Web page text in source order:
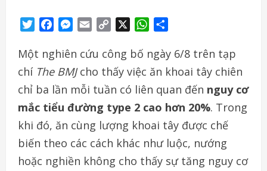
TwitterFacebookMessenger
Email
Copy
WhatsApp
Một nghiên cứu công bố ngày 6/8 trên tạp
chí The BMJcho thấy việc ăn khoai tây chiên
chỉ ba lần mỗi tuần có liên quan đến nguy cơ
mắc tiểu đường type 2 cao hơn 20%. Trong
khi đó, ăn cùng lượng khoai tây được chế
biến theo các cách khác như luộc, nướng
hoặc nghiền không cho thấy sự tăng nguy cơ